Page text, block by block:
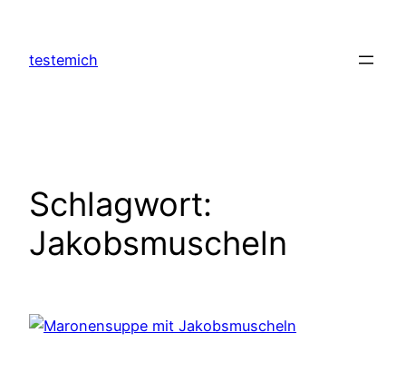
springen
testemich
Schlagwort:
Jakobsmuscheln